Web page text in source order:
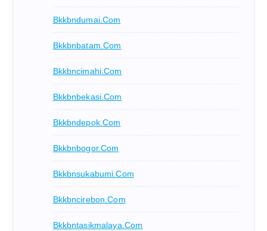
Bkkbndumai.com
Bkkbnbatam.com
Bkkbncimahi.com
Bkkbnbekasi.com
Bkkbndepok.com
Bkkbnbogor.com
Bkkbnsukabumi.com
Bkkbncirebon.com
Bkkbntasikmalaya.com